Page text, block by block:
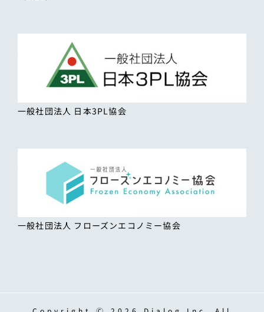
一般社団法人 日本3PL協会
一般社団法人 フローズンエコノミー協会